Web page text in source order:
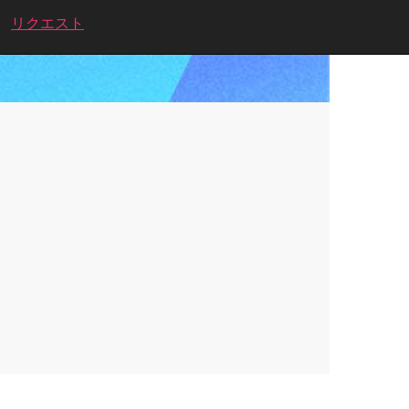
リクエスト